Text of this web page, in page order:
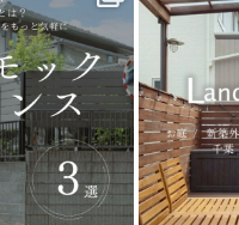
0